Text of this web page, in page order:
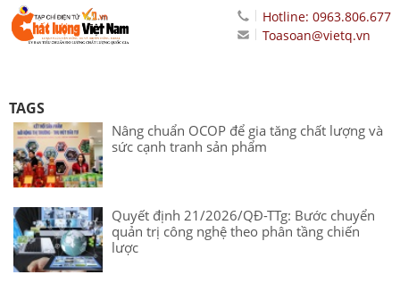
Hotline: 0963.806.677
Toasoan@vietq.vn
TAGS
Nâng chuẩn OCOP để gia tăng chất lượng và
sức cạnh tranh sản phẩm
Quyết định 21/2026/QĐ-TTg: Bước chuyển
quản trị công nghệ theo phân tầng chiến
lược